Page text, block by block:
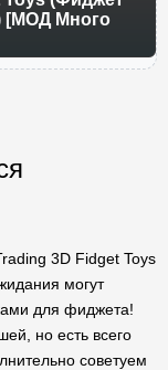
[МОД Много
3D Fidget Toys
могут
для фиджета!
но есть всего
советуем